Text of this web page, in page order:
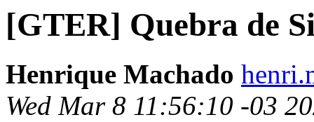
[GTER] Quebra de
Henrique Machado
Wed Mar 8 11:56:10 -03